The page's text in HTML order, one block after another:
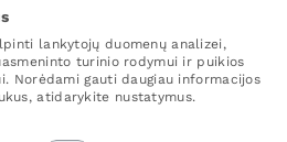
ME
lankytojų duomenų analizei,
turinio rodymui ir puikios
Norėdami gauti daugiau informacijos
atidarykite nustatymus.